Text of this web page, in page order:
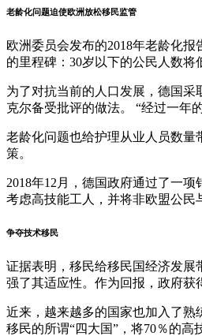
老龄化问题迫使欧洲放松移民监管
欧洲委员会发布的2018年老龄化
的里程碑：30岁以下的公民人数将
为了对抗当前的人口发展，德国采
克尔备受批评的做法。 “经过一年
老龄化问题也给护理从业人员数
策。
2018年12月，德国政府通过了一
考虑高技能工人，并将非欧盟公民
争夺技术移民
证据表明，移民给移民国经济发展
强了其适应性。作为回报，政府
近来，越来越多的国家也加入了
移民的所谓“四大国”，将70％的